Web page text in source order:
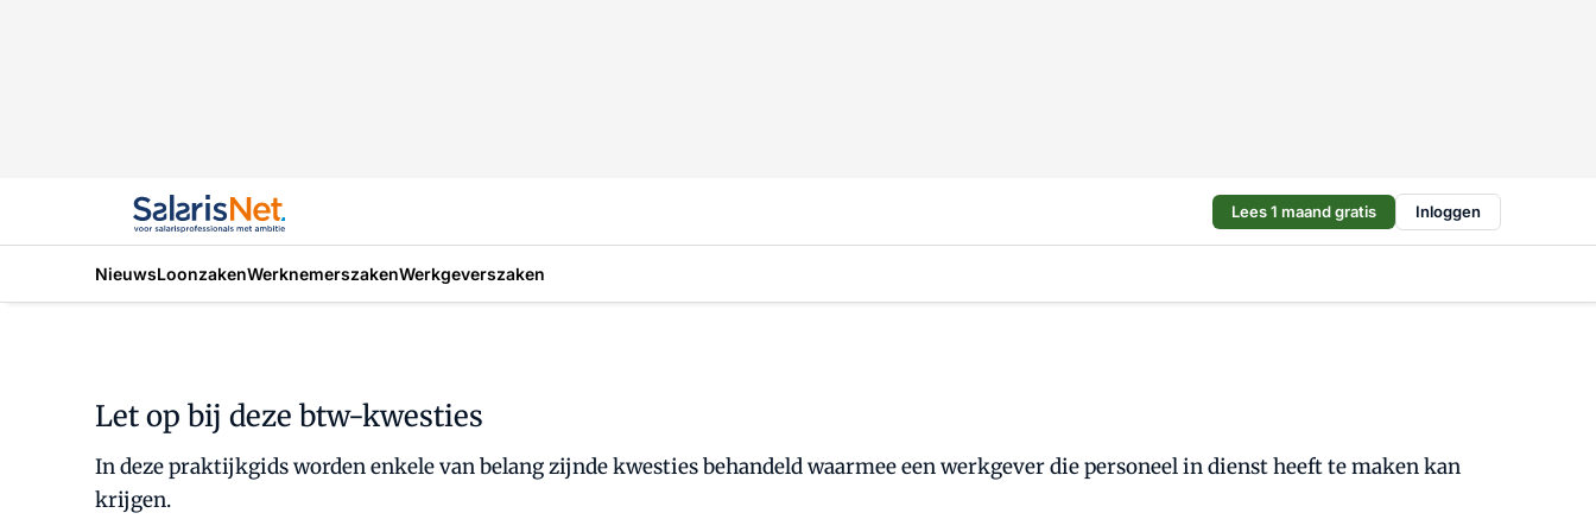
Lees 1 maand gratis Inloggen
NieuwsLoonzakenWerknemerszakenWerkgeverszaken
Let op bij deze btw-kwesties
In deze praktijkgids worden enkele van belang zijnde kwesties behandeld waarmee een werkgever die personeel in dienst heeft te maken kan
krijgen.